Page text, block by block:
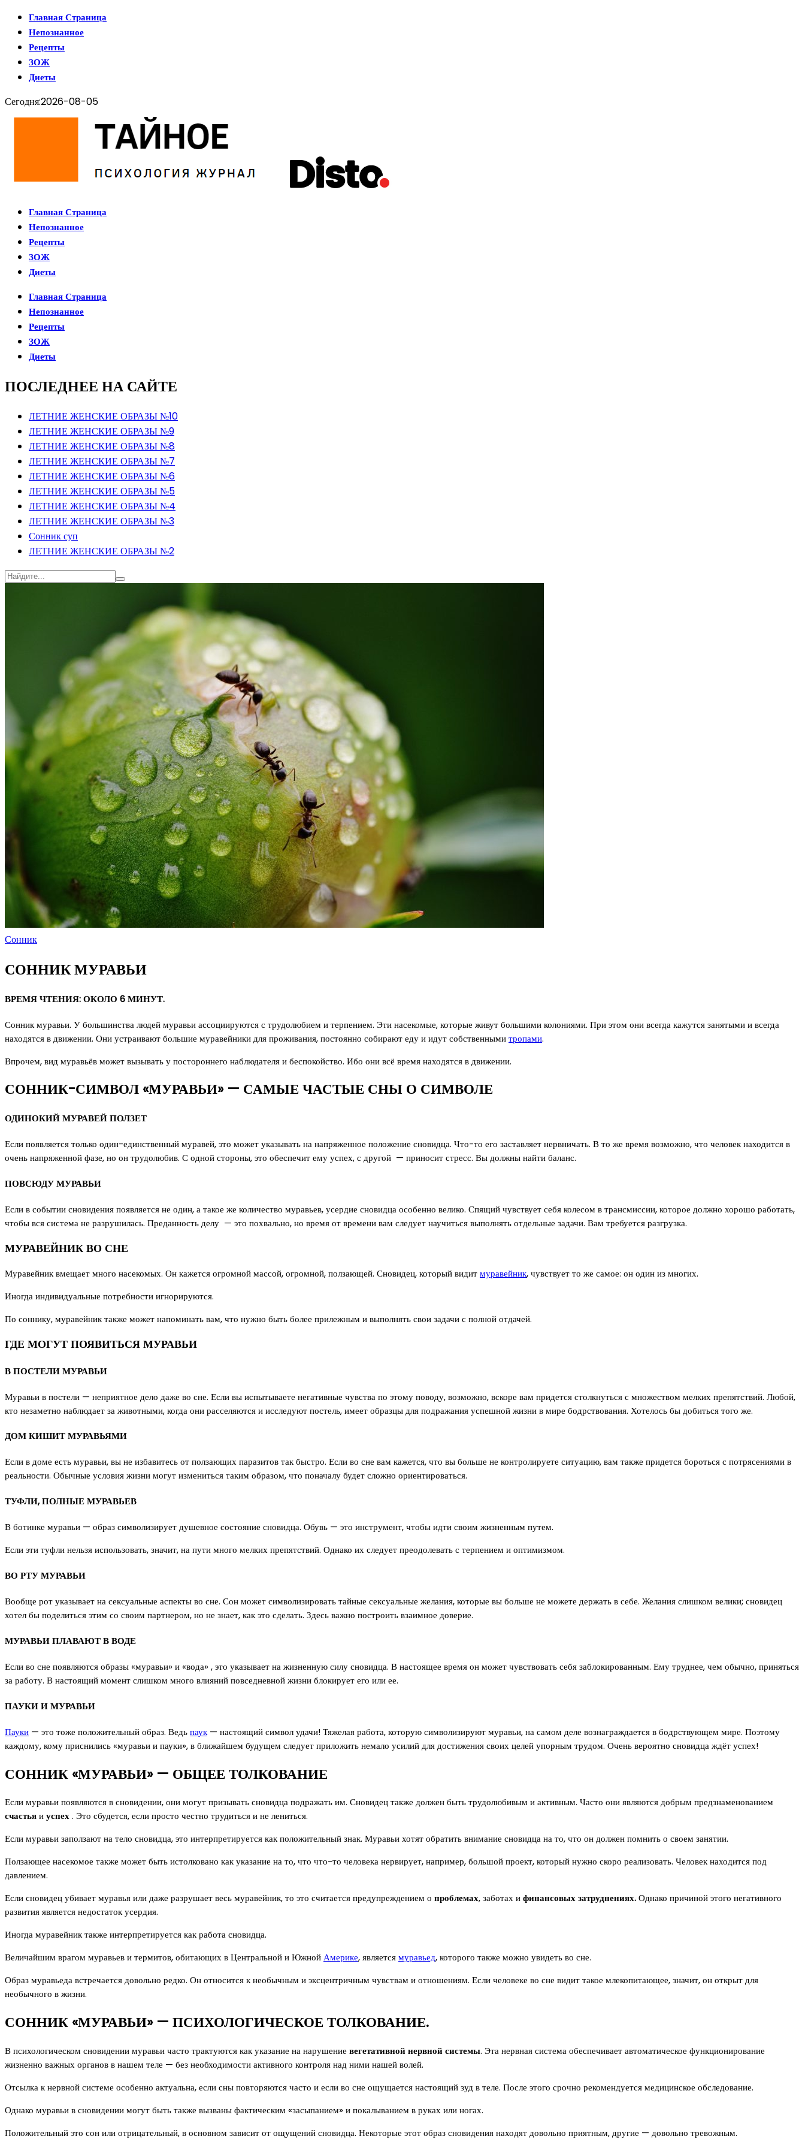
Главная Страница
Непознанное
Рецепты
ЗОЖ
Диеты
Сегодня:2026-08-05
Главная Страница
Непознанное
Рецепты
ЗОЖ
Диеты
Главная Страница
Непознанное
Рецепты
ЗОЖ
Диеты
ПОСЛЕДНЕЕ НА САЙТЕ
ЛЕТНИЕ ЖЕНСКИЕ ОБРАЗЫ №10
ЛЕТНИЕ ЖЕНСКИЕ ОБРАЗЫ №9
ЛЕТНИЕ ЖЕНСКИЕ ОБРАЗЫ №8
ЛЕТНИЕ ЖЕНСКИЕ ОБРАЗЫ №7
ЛЕТНИЕ ЖЕНСКИЕ ОБРАЗЫ №6
ЛЕТНИЕ ЖЕНСКИЕ ОБРАЗЫ №5
ЛЕТНИЕ ЖЕНСКИЕ ОБРАЗЫ №4
ЛЕТНИЕ ЖЕНСКИЕ ОБРАЗЫ №3
Сонник суп
ЛЕТНИЕ ЖЕНСКИЕ ОБРАЗЫ №2
Сонник
СОННИК МУРАВЬИ
ВРЕМЯ ЧТЕНИЯ: ОКОЛО 6 МИНУТ.
Сонник муравьи. У большинства людей муравьи ассоциируются с трудолюбием и терпением. Эти насекомые, которые живут большими колониями. При этом они всегда кажутся занятыми и всегда
находятся в движении. Они устраивают большие муравейники для проживания, постоянно собирают еду и идут собственнымитропами.
Впрочем, вид муравьёв может вызывать у постороннего наблюдателя и беспокойство. Ибо они всё время находятся в движении.
СОННИК-СИМВОЛ «МУРАВЬИ» — САМЫЕ ЧАСТЫЕ СНЫ О СИМВОЛЕ
ОДИНОКИЙ МУРАВЕЙ ПОЛЗЕТ
Если появляется только один-единственный муравей, это может указывать на напряженное положение сновидца. Что-то его заставляет нервничать. В то же время возможно, что человек находится в
очень напряженной фазе, но он трудолюбив. С одной стороны, это обеспечит ему успех, с другой — приносит стресс. Вы должны найти баланс.
ПОВСЮДУ МУРАВЬИ
Если в событии сновидения появляется не один, а такое же количество муравьев, усердие сновидца особенно велико. Спящий чувствует себя колесом в трансмиссии, которое должно хорошо работать,
чтобы вся система не разрушилась. Преданность делу — это похвально, но время от времени вам следует научиться выполнять отдельные задачи. Вам требуется разгрузка.
МУРАВЕЙНИК ВО СНЕ
Муравейник вмещает много насекомых. Он кажется огромной массой, огромной, ползающей. Сновидец, который видитмуравейник, чувствует то же самое: он один из многих.
Иногда индивидуальные потребности игнорируются.
По соннику, муравейник также может напоминать вам, что нужно быть более прилежным и выполнять свои задачи с полной отдачей.
ГДЕ МОГУТ ПОЯВИТЬСЯ МУРАВЬИ
В ПОСТЕЛИ МУРАВЬИ
Муравьи в постели — неприятное дело даже во сне. Если вы испытываете негативные чувства по этому поводу, возможно, вскоре вам придется столкнуться с множеством мелких препятствий. Любой,
кто незаметно наблюдает за животными, когда они расселяются и исследуют постель, имеет образцы для подражания успешной жизни в мире бодрствования. Хотелось бы добиться того же.
ДОМ КИШИТ МУРАВЬЯМИ
Если в доме есть муравьи, вы не избавитесь от ползающих паразитов так быстро. Если во сне вам кажется, что вы больше не контролируете ситуацию, вам также придется бороться с потрясениями в
реальности. Обычные условия жизни могут измениться таким образом, что поначалу будет сложно ориентироваться.
ТУФЛИ, ПОЛНЫЕ МУРАВЬЕВ
В ботинке муравьи — образ символизирует душевное состояние сновидца. Обувь — это инструмент, чтобы идти своим жизненным путем.
Если эти туфли нельзя использовать, значит, на пути много мелких препятствий. Однако их следует преодолевать с терпением и оптимизмом.
ВО РТУ МУРАВЬИ
Вообще рот указывает на сексуальные аспекты во сне. Сон может символизировать тайные сексуальные желания, которые вы больше не можете держать в себе. Желания слишком велики; сновидец
хотел бы поделиться этим со своим партнером, но не знает, как это сделать. Здесь важно построить взаимное доверие.
МУРАВЬИ ПЛАВАЮТ В ВОДЕ
Если во сне появляются образы «муравьи» и «вода» , это указывает на жизненную силу сновидца. В настоящее время он может чувствовать себя заблокированным. Ему труднее, чем обычно, приняться
за работу. В настоящий момент слишком много влияний повседневной жизни блокирует его или ее.
ПАУКИ И МУРАВЬИ
Пауки — это тоже положительный образ. Ведьпаук— настоящий символ удачи! Тяжелая работа, которую символизируют муравьи, на самом деле вознаграждается в бодрствующем мире. Поэтому
каждому, кому приснились «муравьи и пауки», в ближайшем будущем следует приложить немало усилий для достижения своих целей упорным трудом. Очень вероятно сновидца ждёт успех!
СОННИК «МУРАВЬИ» — ОБЩЕЕ ТОЛКОВАНИЕ
Если муравьи появляются в сновидении, они могут призывать сновидца подражать им. Сновидец также должен быть трудолюбивым и активным. Часто они являются добрым предзнаменованием
счастьяиуспех. Это сбудется, если просто честно трудиться и не лениться.
Если муравьи заползают на тело сновидца, это интерпретируется как положительный знак. Муравьи хотят обратить внимание сновидца на то, что он должен помнить о своем занятии.
Ползающее насекомое также может быть истолковано как указание на то, что что-то человека нервирует, например, большой проект, который нужно скоро реализовать. Человек находится под
давлением.
Если сновидец убивает муравья или даже разрушает весь муравейник, то это считается предупреждением о проблемах, заботах ифинансовых затруднениях.Однако причиной этого негативного
развития является недостаток усердия.
Иногда муравейник также интерпретируется как работа сновидца.
Величайшим врагом муравьев и термитов, обитающих в Центральной и ЮжнойАмерике, являетсямуравьед, которого также можно увидеть во сне.
Образ муравьеда встречается довольно редко. Он относится к необычным и эксцентричным чувствам и отношениям. Если человеке во сне видит такое млекопитающее, значит, он открыт для
необычного в жизни.
СОННИК «МУРАВЬИ» — ПСИХОЛОГИЧЕСКОЕ ТОЛКОВАНИЕ.
В психологическом сновидении муравьи часто трактуются как указание на нарушение вегетативной нервной системы. Эта нервная система обеспечивает автоматическое функционирование
жизненно важных органов в нашем теле — без необходимости активного контроля над ними нашей волей.
Отсылка к нервной системе особенно актуальна, если сны повторяются часто и если во сне ощущается настоящий зуд в теле. После этого срочно рекомендуется медицинское обследование.
Однако муравьи в сновидении могут быть также вызваны фактическим «засыпанием» и покалыванием в руках или ногах.
Положительный это сон или отрицательный, в основном зависит от ощущений сновидца. Некоторые этот образ сновидения находят довольно приятным, другие — довольно тревожным.